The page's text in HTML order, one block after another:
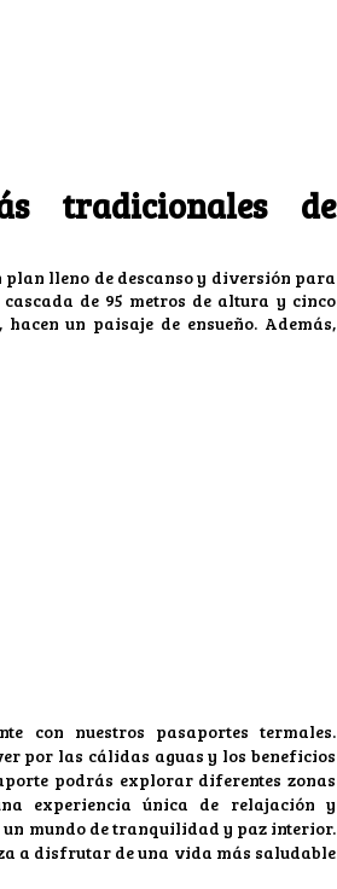
tradicionales de
plan lleno de descanso y diversión para
de 95 metros de altura y cinco
un paisaje de ensueño. Además,
con nuestros pasaportes termales.
por las cálidas aguas y los beneficios
podrás explorar diferentes zonas
experiencia única de relajación y
un mundo de tranquilidad y paz interior.
a disfrutar de una vida más saludable